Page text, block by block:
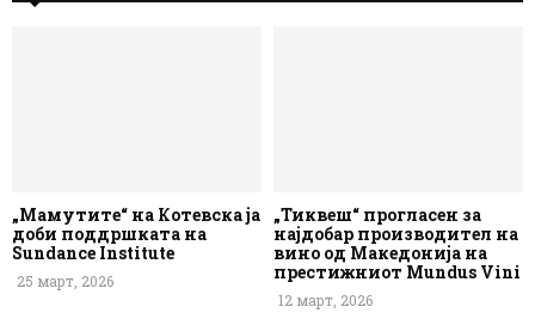
„Мамутите“ на Котевска ја
доби поддршката на
Sundance Institute
25 март, 2026
„Тиквеш“ прогласен за
најдобар производител на
вино од Македонија на
престижниот Mundus Vini
12 март, 2026